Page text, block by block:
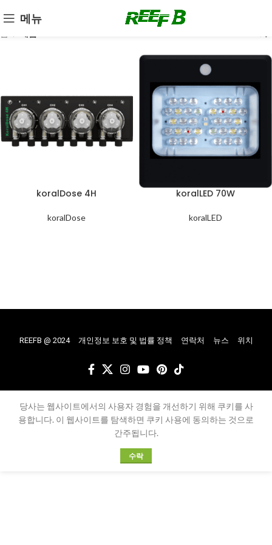
메뉴
koralDose 4H
koralDose
koralLED 70W
koralLED
REEFB @ 2024 개인정보 보호 및 법률 정책 연락처 뉴스 위치
당사는 웹사이트에서의 사용자 경험을 개선하기 위해 쿠키를 사
용합니다. 이 웹사이트를 탐색하면 쿠키 사용에 동의하는 것으로
간주됩니다.
수락